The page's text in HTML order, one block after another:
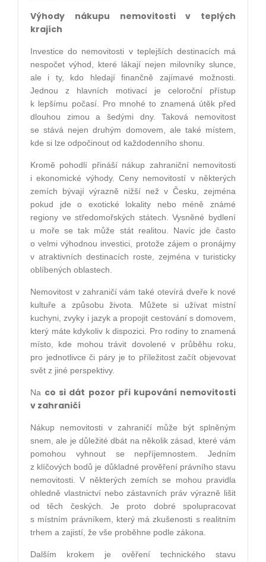
Výhody nákupu nemovitosti v teplých
krajích
Investice do nemovitosti v teplejších destinacích má
nespočet výhod, které lákají nejen milovníky slunce,
ale i ty, kdo hledají finančně zajímavé možnosti.
Jednou z hlavních motivací je celoroční přístup
k lepšímu počasí. Pro mnohé to znamená útěk před
dlouhou zimou a šedými dny. Taková nemovitost
se stává nejen druhým domovem, ale také místem,
kde si lze odpočinout od každodenního shonu.
Kromě pohodlí přináší nákup zahraniční nemovitosti
i ekonomické výhody. Ceny nemovitostí v některých
zemích bývají výrazně nižší než v Česku, zejména
pokud jde o exotické lokality nebo méně známé
regiony ve středomořských státech. Vysněné bydlení
u moře se tak může stát realitou. Navíc jde často
o velmi výhodnou investici, protože zájem o pronájmy
v atraktivních destinacích roste, zejména v turisticky
oblíbených oblastech.
Nemovitost v zahraničí vám také otevírá dveře k nové
kultuře a způsobu života. Můžete si užívat místní
kuchyni, zvyky i jazyk a propojit cestování s domovem,
který máte kdykoliv k dispozici. Pro rodiny to znamená
místo, kde mohou trávit dovolené v průběhu roku,
pro jednotlivce či páry je to příležitost začít objevovat
svět z jiné perspektivy.
Na co si dát pozor při kupování nemovitosti
v zahraničí
Nákup nemovitosti v zahraničí může být splněným
snem, ale je důležité dbát na několik zásad, které vám
pomohou vyhnout se nepříjemnostem. Jedním
z klíčových bodů je důkladné prověření právního stavu
nemovitosti. V některých zemích se mohou pravidla
ohledně vlastnictví nebo zástavních práv výrazně lišit
od těch českých. Je proto dobré spolupracovat
s místním právníkem, který má zkušenosti s realitním
trhem a zajistí, že vše proběhne podle zákona.
Dalším krokem je ověření technického stavu